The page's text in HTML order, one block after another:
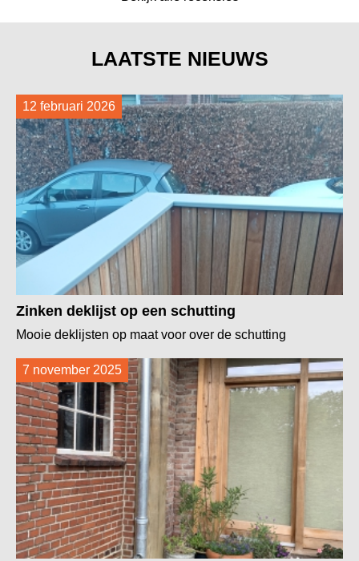
LAATSTE NIEUWS
12 februari 2026
Zinken deklijst op een schutting
Mooie deklijsten op maat voor over de schutting
7 november 2025